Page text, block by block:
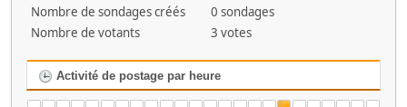
Nombre de sondages créés
0 sondages
Nombre de votants
3 votes
Activité de postage par heure